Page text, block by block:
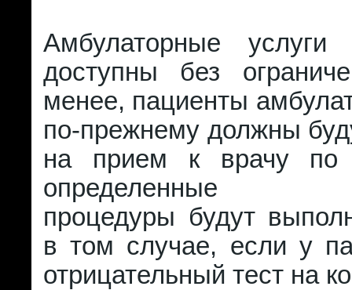
Амбулаторные услуги
доступны без
менее, пациенты
по-прежнему должны
на прием к врачу по
определенные
процедуры будут
в том случае, если у
отрицательный тест на